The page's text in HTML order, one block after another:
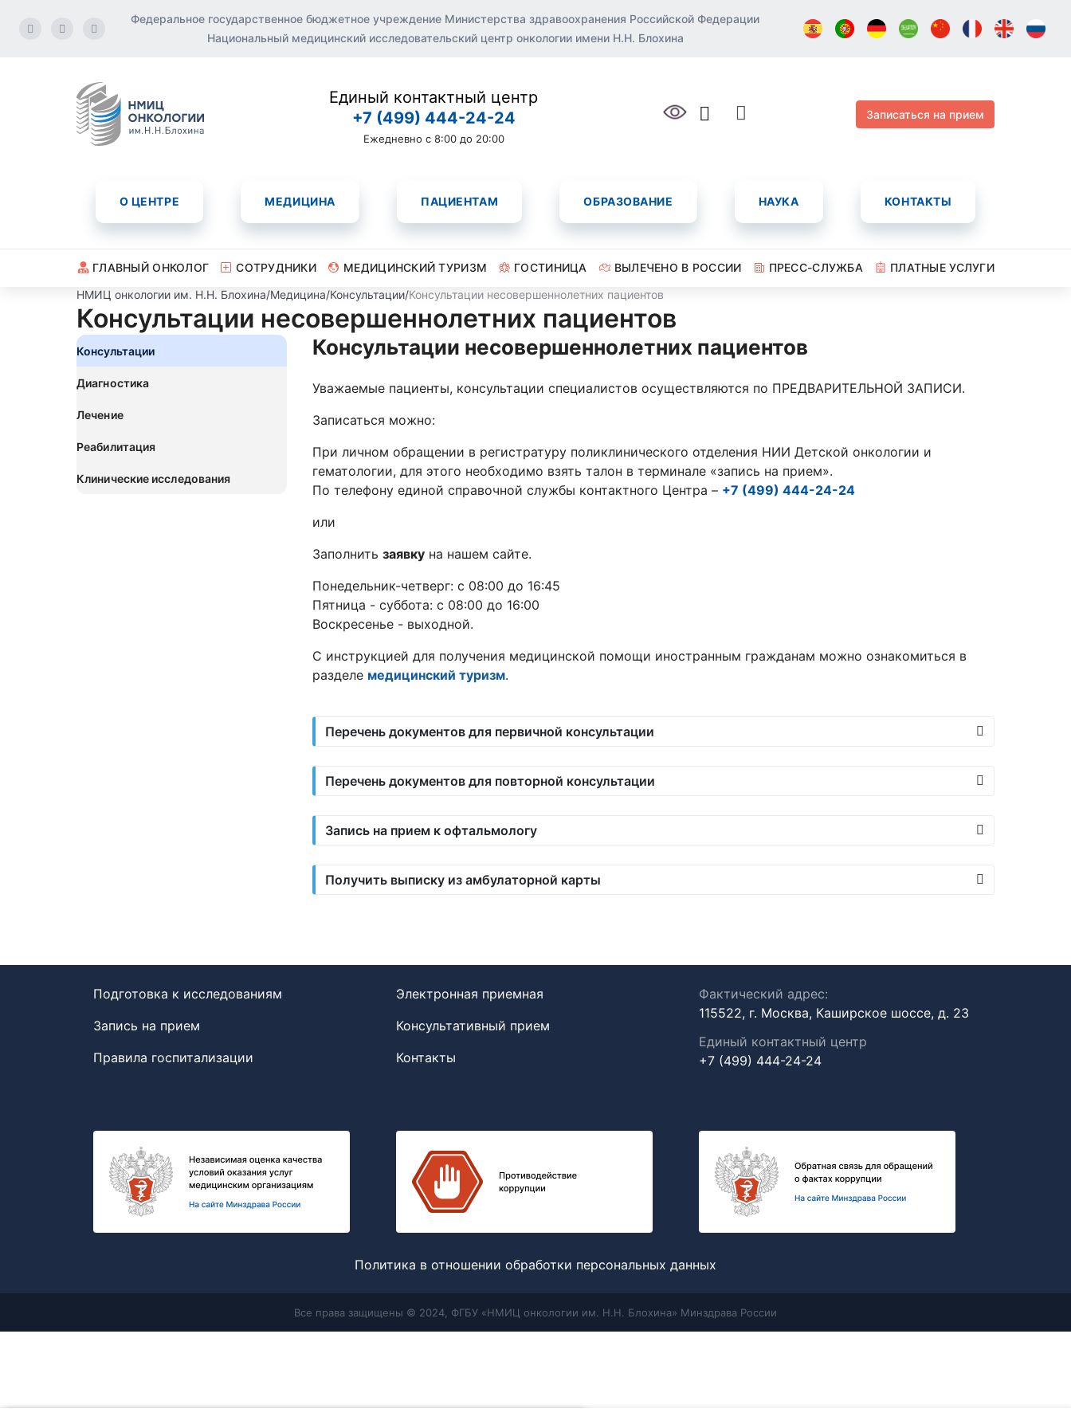
Федеральное государственное бюджетное учреждение Министерства здравоохранения Российской Федерации
Национальный медицинский исследовательский центр онкологии имени Н.Н. Блохина
Единый контактный центр
+7 (499) 444-24-24
Ежедневно с 8:00 до 20:00
Записаться на прием
О ЦЕНТРЕ МЕДИЦИНА ПАЦИЕНТАМ ОБРАЗОВАНИЕ НАУКА КОНТАКТЫ
ГЛАВНЫЙ ОНКОЛОГ СОТРУДНИКИ МЕДИЦИНСКИЙ ТУРИЗМ ГОСТИНИЦА ВЫЛЕЧЕНО В РОССИИ ПРЕСС-СЛУЖБА
ПЛАТНЫЕ УСЛУГИ
НМИЦ онкологии им. Н.Н. Блохина/Медицина/Консультации/Консультации несовершеннолетних пациентов
Консультации несовершеннолетних пациентов
Консультации
Диагностика
Лечение
Реабилитация
Клинические исследования
Консультации несовершеннолетних пациентов
Уважаемые пациенты, консультации специалистов осуществляются по ПРЕДВАРИТЕЛЬНОЙ ЗАПИСИ.
Записаться можно:
При личном обращении в регистратуру поликлинического отделения НИИ Детской онкологии и
гематологии, для этого необходимо взять талон в терминале «запись на прием».
По телефону единой справочной службы контактного Центра – +7 (499) 444-24-24
или
Заполнить заявкуна нашем сайте.
Понедельник-четверг: с 08:00 до 16:45
Пятница - суббота: с 08:00 до 16:00
Воскресенье - выходной.
С инструкцией для получения медицинской помощи иностранным гражданам можно ознакомиться в
разделе медицинский туризм.
Перечень документов для первичной консультации
Перечень документов для повторной консультации
Запись на прием к офтальмологу
Получить выписку из амбулаторной карты
Подготовка к исследованиям
Запись на прием
Правила госпитализации
Электронная приемная
Консультативный прием
Контакты
Фактический адрес:
115522, г. Москва, Каширское шоссе, д. 23
Единый контактный центр
+7 (499) 444-24-24
Политика в отношении обработки персональных данных
Все права защищены © 2024, ФГБУ «НМИЦ онкологии им. Н.Н. Блохина» Минздрава России